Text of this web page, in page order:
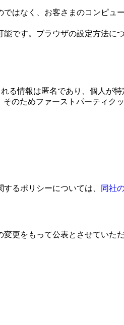
はなく、お客さまのコンピュ
です。ブラウザの設定方法に
る情報は匿名であり、個人が
のためファーストパーティク
るポリシーについては、 同社
更をもって公表とさせていただ